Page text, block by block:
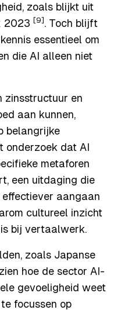
zoals blijkt uit
2023 [9] . Toch blijft
essentieel om
die AI alleen niet
zinsstructuur en
aan kunnen,
belangrijke
onderzoek dat AI
metaforen
een uitdaging die
aangaan
cultureel inzicht
bij vertaalwerk.
zoals Japanse
hoe de sector AI-
gevoeligheid weet
focussen op